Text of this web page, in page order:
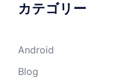
カテゴリー
Android
Blog